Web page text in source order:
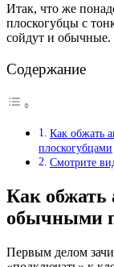
Итак, что же
плоскогубцы с
сойдут и обычные.
Содержание
Как обжать
плоскогубцами
Смотрите
Как обжать
обычными
Первым делом